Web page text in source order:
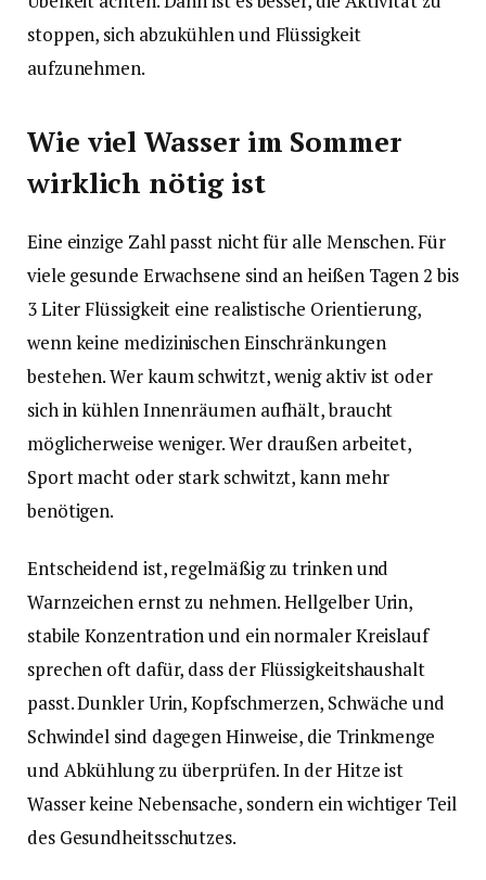
stoppen, sich abzukühlen und Flüssigkeit
aufzunehmen.
Wie viel Wasser im Sommer
wirklich nötig ist
Eine einzige Zahl passt nicht für alle Menschen. Für
viele gesunde Erwachsene sind an heißen Tagen 2 bis
3 Liter Flüssigkeit eine realistische Orientierung,
wenn keine medizinischen Einschränkungen
bestehen. Wer kaum schwitzt, wenig aktiv ist oder
sich in kühlen Innenräumen aufhält, braucht
möglicherweise weniger. Wer draußen arbeitet,
Sport macht oder stark schwitzt, kann mehr
benötigen.
Entscheidend ist, regelmäßig zu trinken und
Warnzeichen ernst zu nehmen. Hellgelber Urin,
stabile Konzentration und ein normaler Kreislauf
sprechen oft dafür, dass der Flüssigkeitshaushalt
passt. Dunkler Urin, Kopfschmerzen, Schwäche und
Schwindel sind dagegen Hinweise, die Trinkmenge
und Abkühlung zu überprüfen. In der Hitze ist
Wasser keine Nebensache, sondern ein wichtiger Teil
des Gesundheitsschutzes.